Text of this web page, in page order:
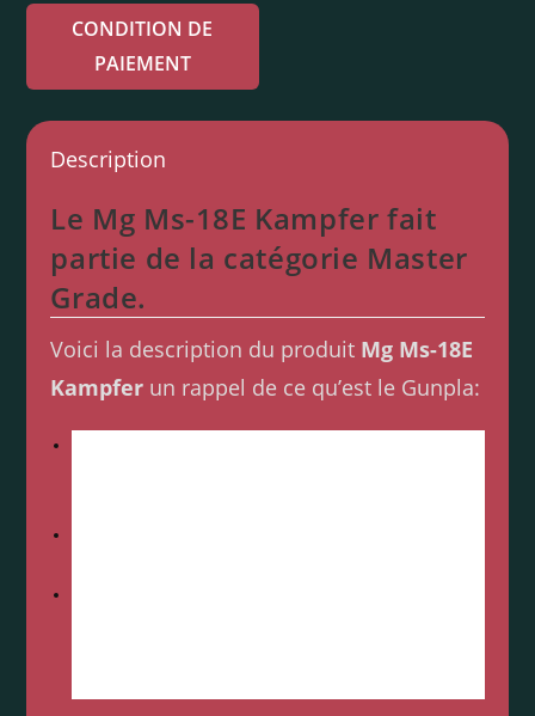
CONDITION DE
PAIEMENT
Description
Le Mg Ms-18E Kampfer fait
partie de la catégorie Master
Grade.
Voici la description du produit Mg Ms-18E
Kampfer un rappel de ce qu’est le Gunpla: